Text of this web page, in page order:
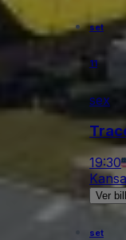
set
11
sex
19:30
Ver
set